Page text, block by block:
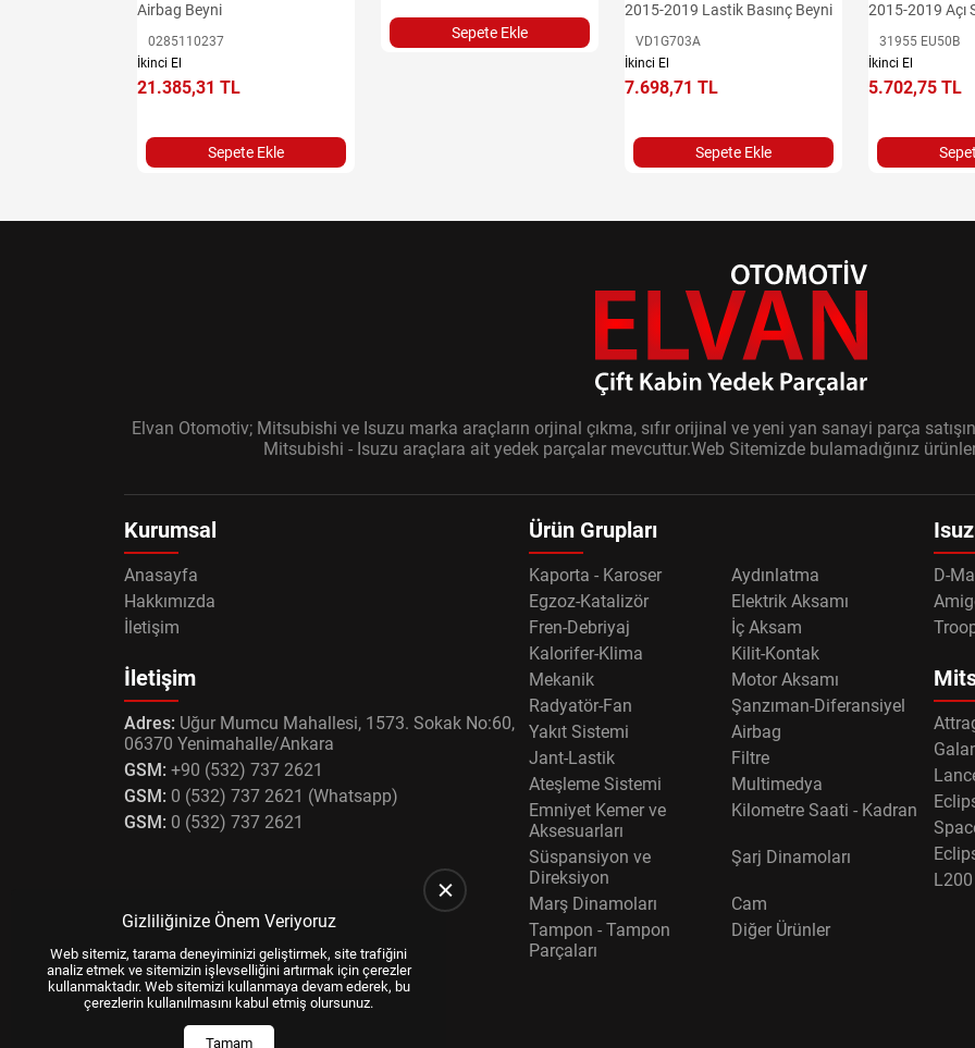
Airbag Beyni
0285110237
İkinci El
21.385,31 TL
Sepete Ekle
Sepete Ekle
2015-2019 Lastik Basınç Beyni
VD1G703A
İkinci El
7.698,71 TL
Sepete Ekle
2015-2019 Açı
31955 EU50B
İkinci El
5.702,75 TL
Elvan Otomotiv; Mitsubishi ve Isuzu marka araçların orjinal çıkma, sıfır orijinal ve yeni yan sanayi parça
Mitsubishi - Isuzu araçlara ait yedek parçalar mevcuttur.Web Sitemizde bulamadığınız
Kurumsal
Anasayfa
Hakkımızda
İletişim
İletişim
Adres: Uğur Mumcu Mahallesi, 1573. Sokak No:60,
06370 Yenimahalle/Ankara
GSM: +90 (532) 737 2621
GSM: 0 (532) 737 2621 (Whatsapp)
GSM: 0 (532) 737 2621
Ürün Grupları
Kaporta - Karoser
Aydınlatma
Egzoz-Katalizör
Elektrik Aksamı
Fren-Debriyaj
İç Aksam
Kalorifer-Klima
Kilit-Kontak
Mekanik
Motor Aksamı
Radyatör-Fan
Şanzıman-Diferansiyel
Yakıt Sistemi
Airbag
Jant-Lastik
Filtre
Ateşleme Sistemi
Multimedya
Emniyet Kemer ve
Aksesuarları
Kilometre Saati - Kadran
Süspansiyon ve
Direksiyon
Şarj Dinamoları
Marş Dinamoları
Cam
Tampon - Tampon
Parçaları
Diğer Ürünler
D-
L200
Gizliliğinize Önem Veriyoruz
Web sitemiz, tarama deneyiminizi geliştirmek, site trafiğini
analiz etmek ve sitemizin işlevselliğini artırmak için çerezler
kullanmaktadır. Web sitemizi kullanmaya devam ederek, bu
çerezlerin kullanılmasını kabul etmiş olursunuz.
Tamam